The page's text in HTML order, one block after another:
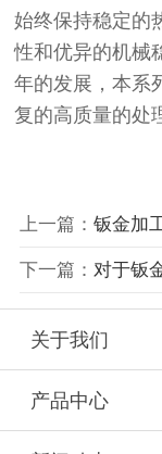
始终保持稳定的
性和优异的机械
年的发展，本系
复的高质量的处
上一篇： 钣金加
下一篇： 对于钣
关于我们
产品中心